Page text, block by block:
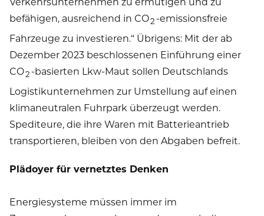
befähigen, ausreichend in CO2 -emissionsfreie
Fahrzeuge zu investieren.“ Übrigens: Mit der ab
Dezember 2023 beschlossenen Einführung einer
CO2 -basierten Lkw-Maut sollen Deutschlands
Logistikunternehmen zur Umstellung auf einen
klimaneutralen Fuhrpark überzeugt werden.
Spediteure, die ihre Waren mit Batterieantrieb
transportieren, bleiben von den Abgaben befreit.
Plädoyer für vernetztes Denken
Energiesysteme müssen immer im